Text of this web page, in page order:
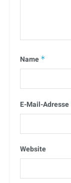
Name *
E-Mail-Adresse
Website